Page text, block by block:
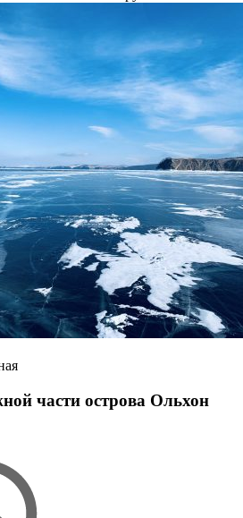
части острова Ольхон